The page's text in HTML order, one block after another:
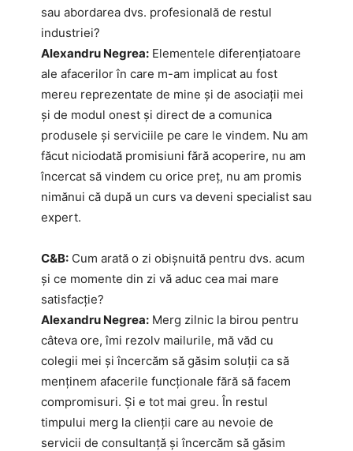
sau abordarea dvs. profesională de restul
industriei?
Alexandru Negrea: Elementele diferențiatoare
ale afacerilor în care m-am implicat au fost
mereu reprezentate de mine și de asociații mei
și de modul onest și direct de a comunica
produsele și serviciile pe care le vindem. Nu am
făcut niciodată promisiuni fără acoperire, nu am
încercat să vindem cu orice preț, nu am promis
nimănui că după un curs va deveni specialist sau
expert.
C&B: Cum arată o zi obișnuită pentru dvs. acum
și ce momente din zi vă aduc cea mai mare
satisfacție?
Alexandru Negrea: Merg zilnic la birou pentru
câteva ore, îmi rezolv mailurile, mă văd cu
colegii mei și încercăm să găsim soluții ca să
menținem afacerile funcționale fără să facem
compromisuri. Și e tot mai greu. În restul
timpului merg la clienții care au nevoie de
servicii de consultanță și încercăm să găsim